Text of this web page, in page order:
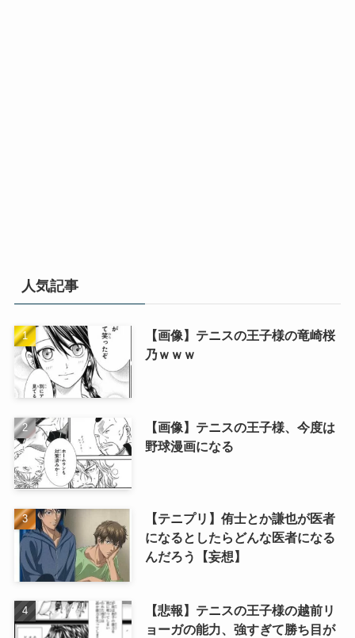
人気記事
【画像】テニスの王子様の竜崎桜
乃ｗｗｗ
【画像】テニスの王子様、今度は
野球漫画になる
【テニプリ】侑士とか謙也が医者
になるとしたらどんな医者になる
んだろう【妄想】
【悲報】テニスの王子様の越前リ
ョーガの能力、強すぎて勝ち目が